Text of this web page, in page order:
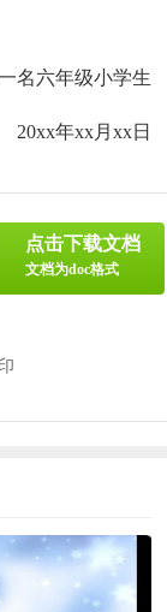
六年级小学生
年xx月xx日
点击下载文档
文档为doc格式